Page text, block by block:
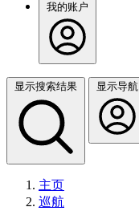
我的账户
显示搜索结果 显示导航
主页
巡航